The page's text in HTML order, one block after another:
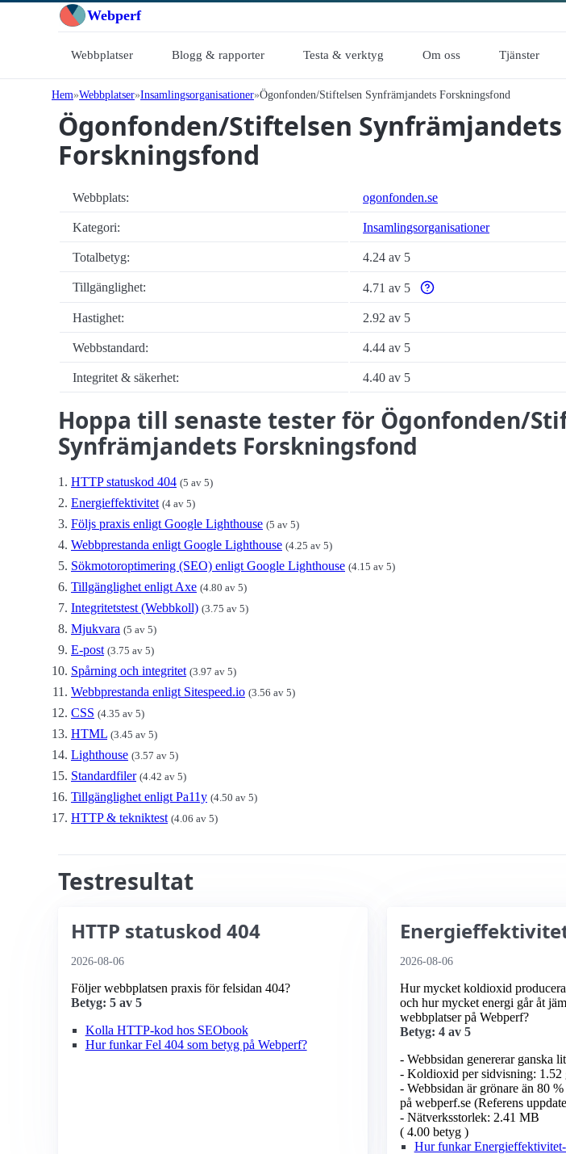
Webperf
Webbplatser Blogg & rapporter Testa & verktyg Om oss Tjänster
Hem Webbplatser Insamlings­organisationer Ögonfonden/Stiftelsen Synfrämjandets Forskningsfond
Ögonfonden/Stiftelsen Synfrämjandets
Forskningsfond
Webbplats: ogonfonden.se
Kategori: Insamlings­organisationer
Totalbetyg: 4.24 av 5
Tillgänglighet: 4.71 av 5
Varför enbart automatiska
Hastighet:
2.92 av 5
Webbstandard: 4.44 av 5
Integritet & säkerhet: 4.40 av 5
Hoppa till senaste tester för Ögonfonden/
Synfrämjandets Forskningsfond
HTTP statuskod 404 (5 av 5)
Energieffektivitet (4 av 5)
Följs praxis enligt Google Lighthouse (5 av 5)
Webbprestanda enligt Google Lighthouse (4.25 av 5)
Sökmotoroptimering (SEO) enligt Google Lighthouse (4.15 av 5)
Tillgänglighet enligt Axe (4.80 av 5)
Integritetstest (Webbkoll) (3.75 av 5)
Mjukvara (5 av 5)
E-post (3.75 av 5)
Spårning och integritet (3.97 av 5)
Webbprestanda enligt Sitespeed.io (3.56 av 5)
CSS (4.35 av 5)
HTML (3.45 av 5)
Lighthouse (3.57 av 5)
Standardfiler (4.42 av 5)
Tillgänglighet enligt Pa11y (4.50 av 5)
HTTP & tekniktest (4.06 av 5)
Testresultat
HTTP statuskod 404
2026-08-06
Följer webbplatsen praxis för felsidan 404?
Betyg: 5 av 5
Kolla HTTP-kod hos SEObook
Hur funkar Fel 404 som betyg på Webperf?
2026-08-06
Hur mycket koldioxid
och hur mycket energi går åt
webbplatser på Webperf?
Betyg: 4 av 5
- Webbsidan genererar ganska
- Koldioxid per sidvisning: 1.52
- Webbsidan är grönare än 80
på webperf.se (Referens
- Nätverksstorlek: 2.41 MB
( 4.00 betyg )
Hur funkar Energieffektivitet-